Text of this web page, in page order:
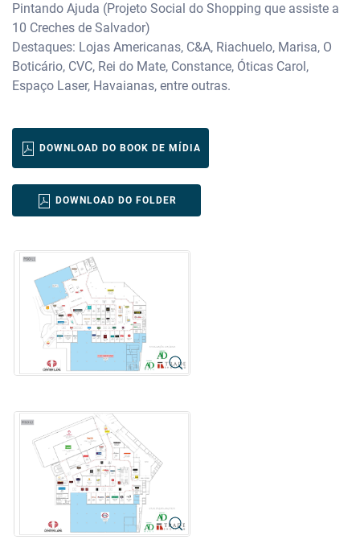
Pintando Ajuda (Projeto Social do Shopping que assiste a
10 Creches de Salvador)
Destaques: Lojas Americanas, C&A, Riachuelo, Marisa, O
Boticário, CVC, Rei do Mate, Constance, Óticas Carol,
Espaço Laser, Havaianas, entre outras.
DOWNLOAD DO BOOK DE MÍDIA
DOWNLOAD DO FOLDER